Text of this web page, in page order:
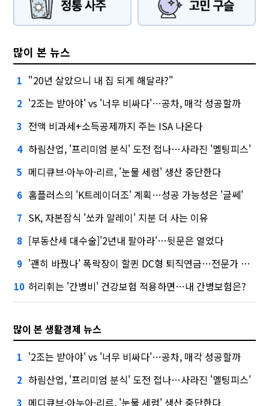
많이 본 뉴스
1 "20년 살았으니 내 집 되게 해달라?"
2 '2조는 받아야' vs '너무 비싸다'…공차, 매각 성공할까
3 전액 비과세+소득공제까지 주는 ISA 나온다
4 하림산업, '프리미엄 분식' 도전 접나…사라진 '멜팅피스'
5 메디큐브·아누아·리르, '눈물 세럼' 생산 중단한다
6 홈플러스의 'K트레이더조' 계획…성공 가능성은 '글쎄'
7 SK, 자본잠식 '쏘카 말레이' 지분 더 사는 이유
8 [부동산세 대수술]'2년내 팔아라'…뒷문은 열었다
9 '괜히 바꿨나' 폭락장이 할퀸 DC형 퇴직연금…전문가 조언은
10 허리휘는 '간병비' 건강보험 적용하면…내 간병보험은?
많이 본 생활경제 뉴스
1 '2조는 받아야' vs '너무 비싸다'…공차, 매각 성공할까
2 하림산업, '프리미엄 분식' 도전 접나…사라진 '멜팅피스'
3 메디큐브·아누아·리르, '눈물 세럼' 생산 중단한다